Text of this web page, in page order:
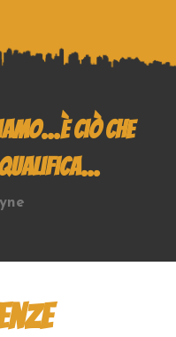
È ciò che
qualifica…